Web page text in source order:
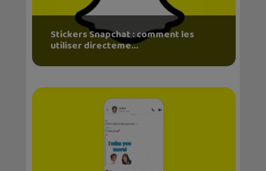
Stickers Snapchat : comment les
utiliser directeme...